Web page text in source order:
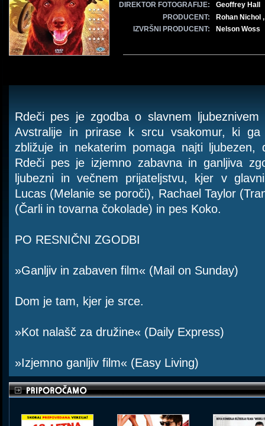
DIREKTOR FOTOGRAFIJE:
Geoffrey Hall
PRODUCENT:
Rohan Nichol
IZVRŠNI PRODUCENT:
Nelson Woss
Rdeči pes je zgodba o slavnem
Avstralije in prirase k srcu vsakomur, ki
zbližuje in nekaterim pomaga najti ljubezen,
Rdeči pes je izjemno zabavna in ganljiva
ljubezni in večnem prijateljstvu, kjer v
Lucas (Melanie se poroči), Rachael Taylor
(Čarli in tovarna čokolade) in pes Koko.
PO RESNIČNI ZGODBI
»Ganljiv in zabaven film« (Mail on Sunday)
Dom je tam, kjer je srce.
»Kot nalašč za družine« (Daily Express)
»Izjemno ganljiv film« (Easy Living)